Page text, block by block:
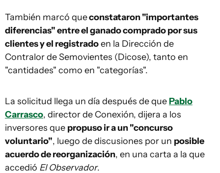
También marcó queconstataron "importantes
diferencias" entre el ganado comprado por sus
clientes y el registradoen la Dirección de
Contralor de Semovientes (Dicose), tanto en
"cantidades" como en "categorías".
La solicitud llega un día después de quePablo
Carrasco, director de Conexión, dijera a los
inversores que propuso ir a un "concurso
voluntario", luego de discusiones por un posible
acuerdo de reorganización, en una carta a la que
accedió El Observador.